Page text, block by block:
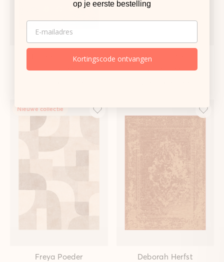
Harleen Saffraan
Ban Pastel
Nieuwe collectie
Freya Poeder
Deborah Herfst
op je eerste bestelling
EMAIL
Kortingscode ontvangen